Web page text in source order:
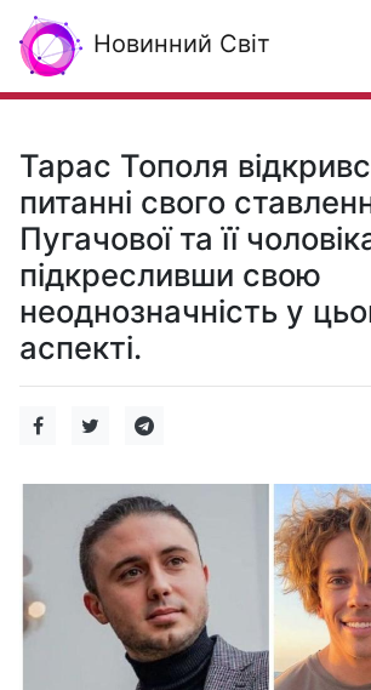
Новинний Світ
Тарас Тополя
питанні свого
Пугачової та її
підкресливши свою
неоднозначність у
аспекті.